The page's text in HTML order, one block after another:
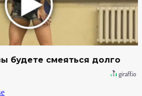
будете смеяться долго